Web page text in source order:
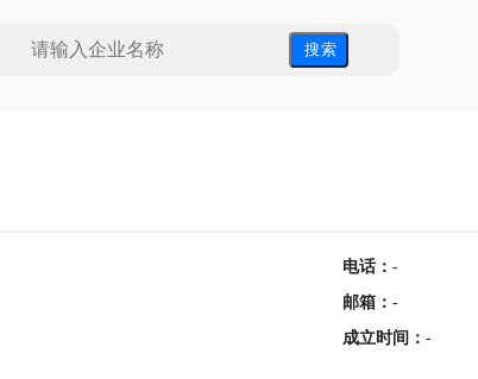
搜 索
电话： -
邮箱 ： -
成立时间 ： -